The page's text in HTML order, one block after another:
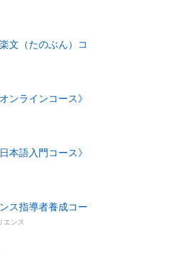
文（たのぶん）コ
ンラインコース》
本語入門コース》
ス指導者養成コー
エンス